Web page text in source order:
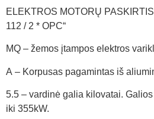
ELEKTROS MOTORŲ
112 / 2 * OPC“
MQ – žemos įtampos elektros
A – Korpusas pagamintas iš
5.5 – vardinė galia kilovatai.
iki 355kW.